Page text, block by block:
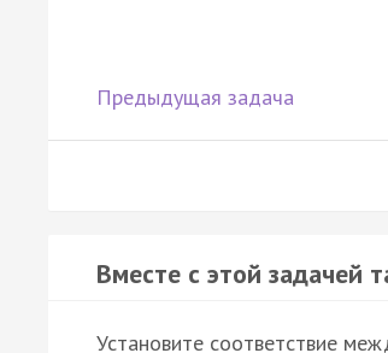
Предыдущая задача
Вместе с этой задачей
Установите соответствие